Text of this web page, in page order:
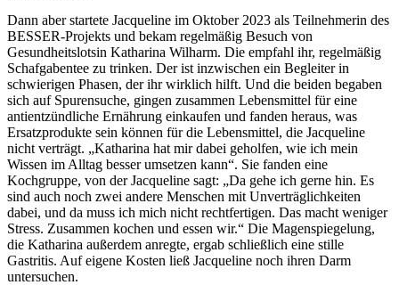
Dann aber startete Jacqueline im Oktober 2023 als Teilnehmerin des
BESSER-Projekts und bekam regelmäßig Besuch von
Gesundheitslotsin Katharina Wilharm. Die empfahl ihr, regelmäßig
Schafgabentee zu trinken. Der ist inzwischen ein Begleiter in
schwierigen Phasen, der ihr wirklich hilft. Und die beiden begaben
sich auf Spurensuche, gingen zusammen Lebensmittel für eine
antientzündliche Ernährung einkaufen und fanden heraus, was
Ersatzprodukte sein können für die Lebensmittel, die Jacqueline
nicht verträgt. „Katharina hat mir dabei geholfen, wie ich mein
Wissen im Alltag besser umsetzen kann“. Sie fanden eine
Kochgruppe, von der Jacqueline sagt: „Da gehe ich gerne hin. Es
sind auch noch zwei andere Menschen mit Unverträglichkeiten
dabei, und da muss ich mich nicht rechtfertigen. Das macht weniger
Stress. Zusammen kochen und essen wir.“ Die Magenspiegelung,
die Katharina außerdem anregte, ergab schließlich eine stille
Gastritis. Auf eigene Kosten ließ Jacqueline noch ihren Darm
untersuchen.